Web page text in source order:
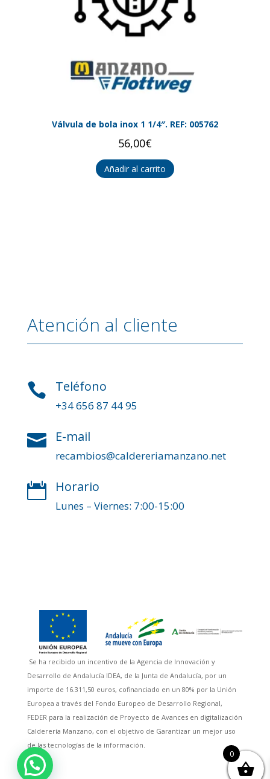
Válvula de bola inox 1 1/4″. REF: 005762
56,00€
Añadir al carrito
Atención al cliente
 Teléfono
+34 656 87 44 95
 E-mail
recambios@caldereriamanzano.net
 Horario
Lunes – Viernes: 7:00-15:00
Se ha recibido un incentivo de la Agencia de Innovación y
Desarrollo de Andalucía IDEA, de la Junta de Andalucía, por un
importe de 16.311,50 euros, cofinanciado en un 80% por la Unión
Europea a través del Fondo Europeo de Desarrollo Regional,
FEDER para la realización de Proyecto de Avances en digitalización
Calderería Manzano, con el objetivo de Garantizar un mejor uso
de las tecnologías de la información.
0